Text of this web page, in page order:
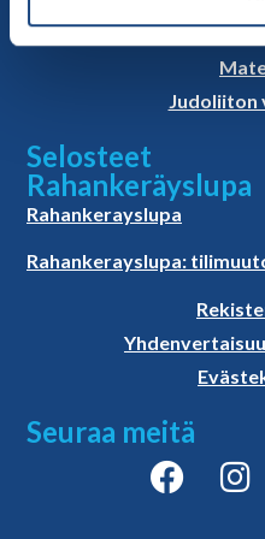
Judoliiton
Selosteet
Rahankeräyslupa
Rahankerayslupa
Rahankerayslupa:
Seuraa meitä